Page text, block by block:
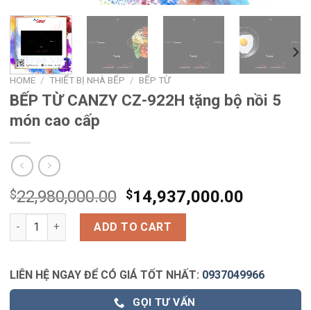
HOME / THIẾT BỊ NHÀ BẾP / BẾP TỪ
BẾP TỪ CANZY CZ-922H tặng bộ nồi 5
món cao cấp
$22,980,000.00 $14,937,000.00
BẾP TỪ CANZY CZ-922H tặng bộ nồi 5 món cao cấp quantity
ADD TO CART
LIÊN HỆ NGAY ĐỂ CÓ GIÁ TỐT NHẤT: 0937049966
GỌI TƯ VẤN